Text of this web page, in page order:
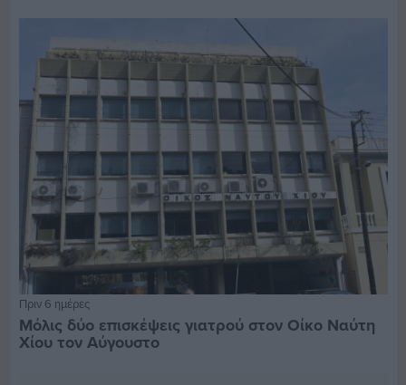
Πριν 6 ημέρες
Μόλις δύο επισκέψεις γιατρού στον Οίκο Ναύτη
Χίου τον Αύγουστο